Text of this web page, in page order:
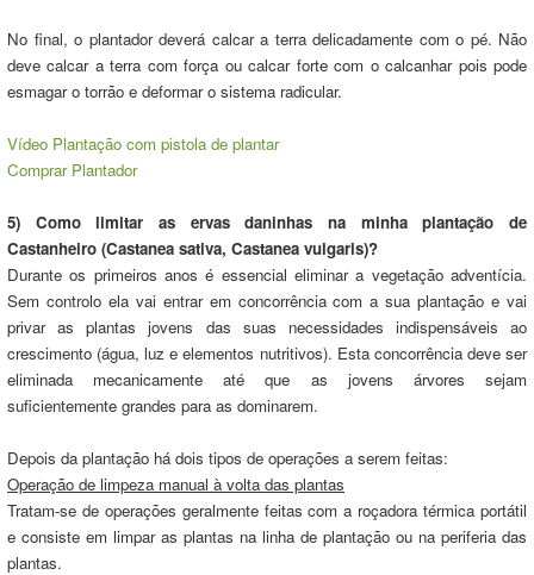
No final, o plantador deverá calcar a terra delicadamente com o pé. Não
deve calcar a terra com força ou calcar forte com o calcanhar pois pode
esmagar o torrão e deformar o sistema radicular.
Vídeo Plantação com pistola de plantar
Comprar Plantador
5) Como limitar as ervas daninhas na minha plantação de
Castanheiro (Castanea sativa, Castanea vulgaris)?
Durante os primeiros anos é essencial eliminar a vegetação adventícia.
Sem controlo ela vai entrar em concorrência com a sua plantação e vai
privar as plantas jovens das suas necessidades indispensáveis ao
crescimento (água, luz e elementos nutritivos). Esta concorrência deve ser
eliminada mecanicamente até que as jovens árvores sejam
suficientemente grandes para as dominarem.
Depois da plantação há dois tipos de operações a serem feitas:
Operação de limpeza manual à volta das plantas
Tratam-se de operações geralmente feitas com a roçadora térmica portátil
e consiste em limpar as plantas na linha de plantação ou na periferia das
plantas.